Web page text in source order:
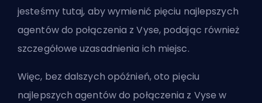
jesteśmy tutaj, aby wymienić pięciu najlepszych
agentów do połączenia z Vyse, podając również
szczegółowe uzasadnienia ich miejsc.
Więc, bez dalszych opóźnień, oto pięciu
najlepszych agentów do połączenia z Vyse w